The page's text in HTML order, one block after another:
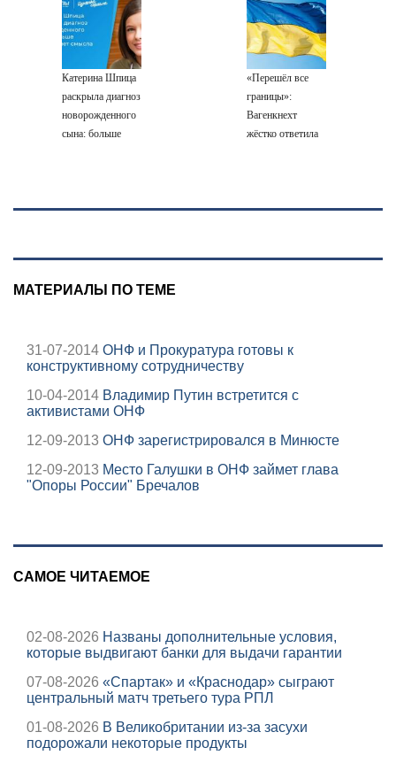
против Трампа
крах режима
Зеленского
схватке с
медведем
Катерина Шпица
раскрыла диагноз
новорожденного
сына: больше
«Перешёл все
границы»:
Вагенкнехт
жёстко ответила
МАТЕРИАЛЫ ПО ТЕМЕ
31-07-2014 ОНФ и Прокуратура готовы к
конструктивному сотрудничеству
10-04-2014 Владимир Путин встретится с
активистами ОНФ
12-09-2013 ОНФ зарегистрировался в Минюсте
12-09-2013 Место Галушки в ОНФ займет глава
"Опоры России" Бречалов
САМОЕ ЧИТАЕМОЕ
02-08-2026 Названы дополнительные условия,
которые выдвигают банки для выдачи гарантии
07-08-2026 «Спартак» и «Краснодар» сыграют
центральный матч третьего тура РПЛ
01-08-2026 В Великобритании из-за засухи
подорожали некоторые продукты